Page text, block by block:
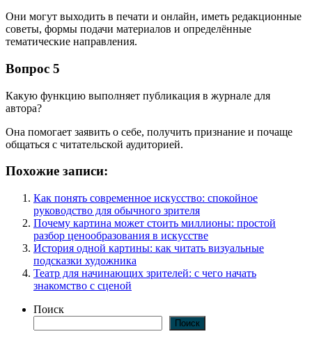
Они могут выходить в печати и онлайн, иметь редакционные
советы, формы подачи материалов и определённые
тематические направления.
Вопрос 5
Какую функцию выполняет публикация в журнале для
автора?
Она помогает заявить о себе, получить признание и почаще
общаться с читательской аудиторией.
Похожие записи:
Как понять современное искусство: спокойное
руководство для обычного зрителя
Почему картина может стоить миллионы: простой
разбор ценообразования в искусстве
История одной картины: как читать визуальные
подсказки художника
Театр для начинающих зрителей: с чего начать
знакомство с сценой
Поиск
Поиск